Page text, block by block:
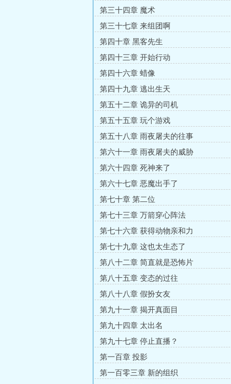
第三十四章 魔术
第三十七章 来组团啊
第四十章 黑客先生
第四十三章 开始行动
第四十六章 蜡像
第四十九章 逃出生天
第五十二章 诡异的司机
第五十五章 玩个游戏
第五十八章 雨夜屠夫的往事
第六十一章 雨夜屠夫的威胁
第六十四章 死神来了
第六十七章 恶魔出手了
第七十章 第二位
第七十三章 万箭穿心阵法
第七十六章 获得动物亲和力
第七十九章 这也太生态了
第八十二章 简直就是恐怖片
第八十五章 变态的过往
第八十八章 假扮女友
第九十一章 揭开真面目
第九十四章 太出名
第九十七章 停止直播？
第一百章 投影
第一百零三章 新的组织